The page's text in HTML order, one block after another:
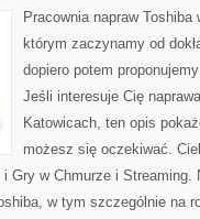
Pracownia napraw
którym zaczynamy od
dopiero potem
Jeśli interesuje Cię
Katowicach, ten opis
możesz się oczekiwać.
Gry w Chmurze i Streaming.
w tym szczególnie na